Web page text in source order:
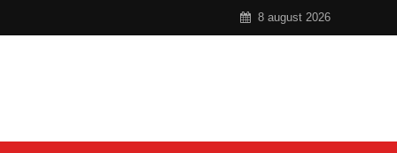
8 august 2026